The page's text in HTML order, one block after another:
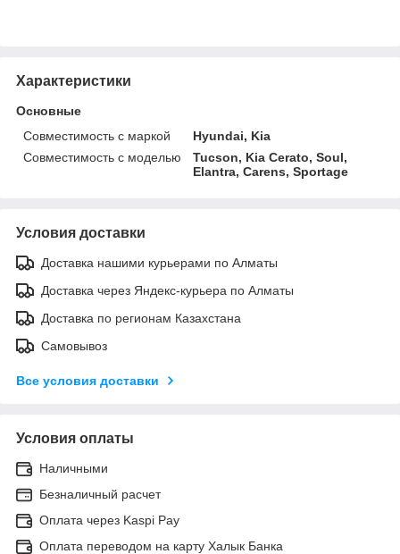
Характеристики
Основные
Совместимость с маркой
Hyundai, Kia
Совместимость с моделью
Tucson, Kia Cerato, Soul,
Elantra, Carens, Sportage
Условия доставки
Доставка нашими курьерами по Алматы
Доставка через Яндекс-курьера по Алматы
Доставка по регионам Казахстана
Самовывоз
Все условия доставки
Условия оплаты
Наличными
Безналичный расчет
Оплата через Kaspi Pay
Оплата переводом на карту Халык Банка